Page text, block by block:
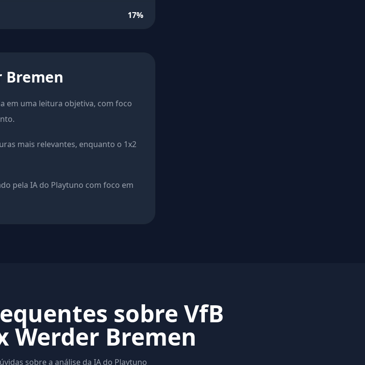
17%
Bremen
em uma leitura objetiva, com foco
mais relevantes, enquanto o 1x2
pela IA do Playtuno com foco em
sobre VfB
Werder Bremen
sobre a análise da IA do Playtuno